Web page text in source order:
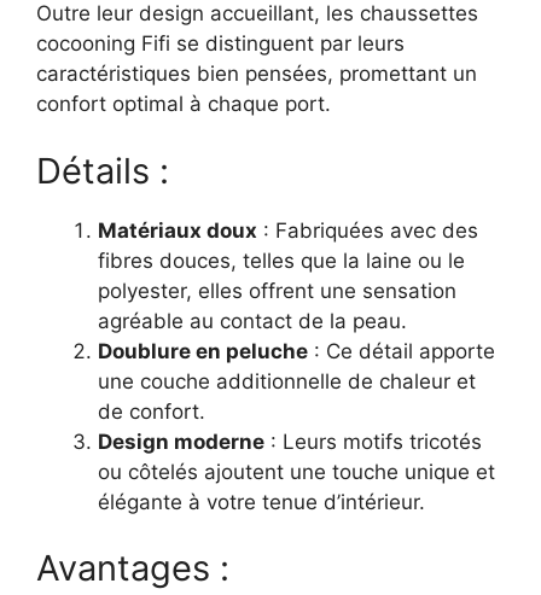
Outre leur design accueillant, les chaussettes
cocooning Fifi se distinguent par leurs
caractéristiques bien pensées, promettant un
confort optimal à chaque port.
Détails :
Matériaux doux : Fabriquées avec des
fibres douces, telles que la laine ou le
polyester, elles offrent une sensation
agréable au contact de la peau.
Doublure en peluche : Ce détail apporte
une couche additionnelle de chaleur et
de confort.
Design moderne : Leurs motifs tricotés
ou côtelés ajoutent une touche unique et
élégante à votre tenue d’intérieur.
Avantages :